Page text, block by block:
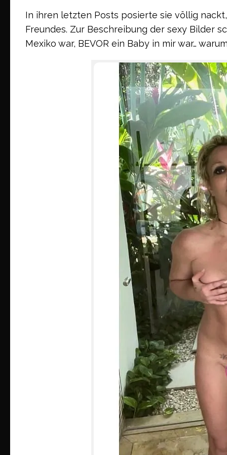
In ihren letzten Posts posierte sie völlig
Freundes. Zur Beschreibung der sexy Bilder
Mexiko war, BEVOR ein Baby in mir war…